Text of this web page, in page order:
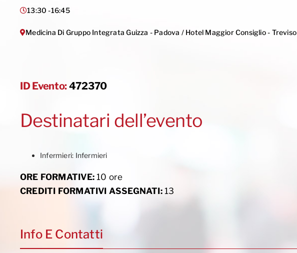
13:30 -16:45
Medicina Di Gruppo Integrata Guizza - Padova / Hotel Maggior Consiglio - Treviso
ID Evento:472370
Destinatari dell’evento
Infermieri: Infermieri
ORE FORMATIVE:10 ore
CREDITI FORMATIVI ASSEGNATI:13
Info E Contatti